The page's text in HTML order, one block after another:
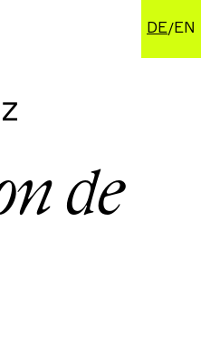
DE EN
de